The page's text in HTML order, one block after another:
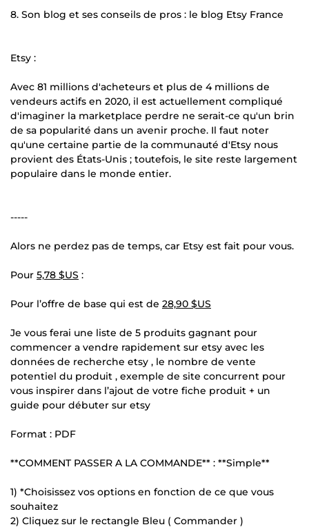
8. Son blog et ses conseils de pros : le blog Etsy France
Etsy :
Avec 81 millions d'acheteurs et plus de 4 millions de
vendeurs actifs en 2020, il est actuellement compliqué
d'imaginer la marketplace perdre ne serait-ce qu'un brin
de sa popularité dans un avenir proche. Il faut noter
qu'une certaine partie de la communauté d'Etsy nous
provient des États-Unis ; toutefois, le site reste largement
populaire dans le monde entier.
-----
Alors ne perdez pas de temps, car Etsy est fait pour vous.
Pour 5,78 $US :
Pour l’offre de base qui est de 28,90 $US
Je vous ferai une liste de 5 produits gagnant pour
commencer a vendre rapidement sur etsy avec les
données de recherche etsy , le nombre de vente
potentiel du produit , exemple de site concurrent pour
vous inspirer dans l’ajout de votre fiche produit + un
guide pour débuter sur etsy
Format : PDF
**COMMENT PASSER A LA COMMANDE** : **Simple**
1) *Choisissez vos options en fonction de ce que vous
souhaitez
2) Cliquez sur le rectangle Bleu ( Commander )